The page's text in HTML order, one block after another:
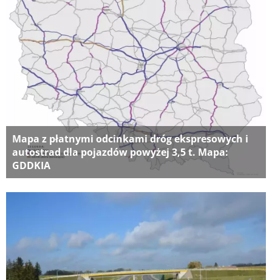
Mapa z płatnymi odcinkami dróg ekspresowych i
autostrad dla pojazdów powyżej 3,5 t. Mapa:
GDDKIA